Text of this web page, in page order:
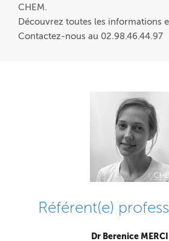
CHEM.
Découvrez toutes les informations
Contactez-nous au 02.98.46.44.97
Référent(e)
Dr Berenice